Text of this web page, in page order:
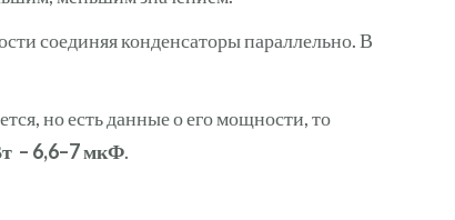
соединяя конденсаторы параллельно. В
но есть данные о его мощности, то
– 6,6–7 мкФ.